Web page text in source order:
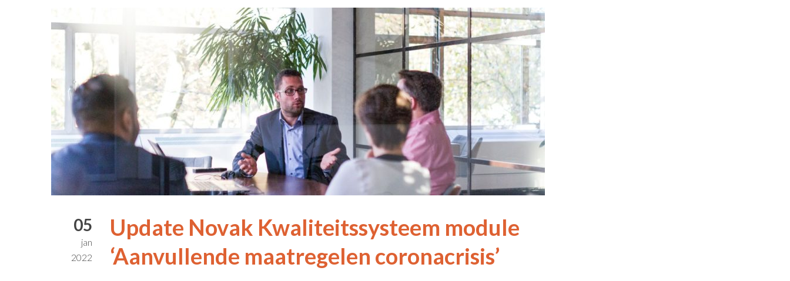
05
jan
2022
Update Novak Kwaliteitssysteem module
‘Aanvullende maatregelen coronacrisis’